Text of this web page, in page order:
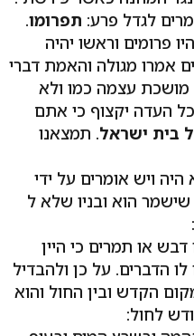
לגדל פרע: תפרומו.
פרומים וראשו יהיה
אמרו מגולה והאמת דברי
עצמה כמו ולא
העדה יקצוף כי אתם
בית ישראל. תמצאנו
היה ויש אומרים על ידי
הוא ובניו שלא ל
או תמרים כי היין
הדברים. על כן ולהבדיל
הקדש ובין החול והוא
לחול: